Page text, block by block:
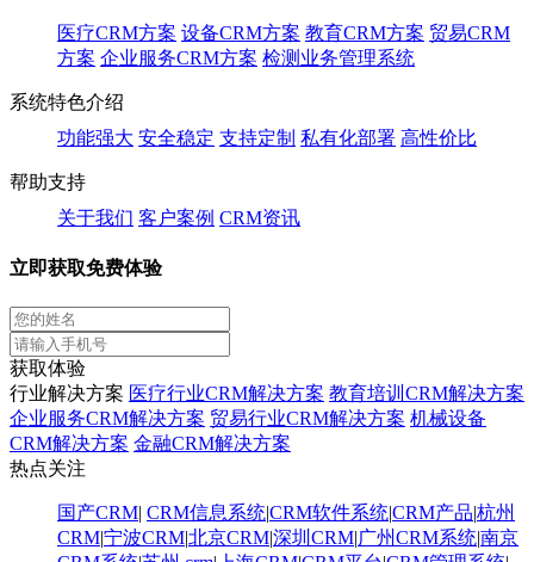
医疗CRM方案 设备CRM方案 教育CRM方案 贸易CRM
方案 企业服务CRM方案 检测业务管理系统
系统特色介绍
功能强大 安全稳定 支持定制 私有化部署 高性价比
帮助支持
关于我们 客户案例 CRM资讯
立即获取免费体验
获取体验
行业解决方案 医疗行业CRM解决方案 教育培训CRM解决方案
企业服务CRM解决方案 贸易行业CRM解决方案 机械设备
CRM解决方案 金融CRM解决方案
热点关注
国产CRM| CRM信息系统|CRM软件系统|CRM产品|杭州
CRM|宁波CRM|北京CRM|深圳CRM|广州CRM系统|南京